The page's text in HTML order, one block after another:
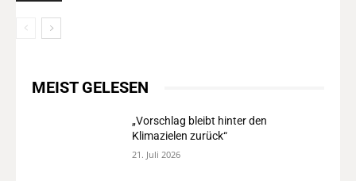
MEIST GELESEN
„Vorschlag bleibt hinter den
Klimazielen zurück“
21. Juli 2026